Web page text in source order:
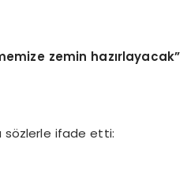
zemin hazırlayacak”
sözlerle ifade etti: